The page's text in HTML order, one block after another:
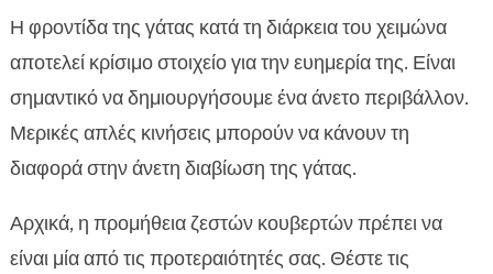
Η φροντίδα της γάτας κατά τη διάρκεια του χειμώνα
αποτελεί κρίσιμο στοιχείο για την ευημερία της. Είναι
σημαντικό να δημιουργήσουμε ένα άνετο περιβάλλον.
Μερικές απλές κινήσεις μπορούν να κάνουν τη
διαφορά στην άνετη διαβίωση της γάτας.
Αρχικά, η προμήθεια ζεστών κουβερτών πρέπει να
είναι μία από τις προτεραιότητές σας. Θέστε τις